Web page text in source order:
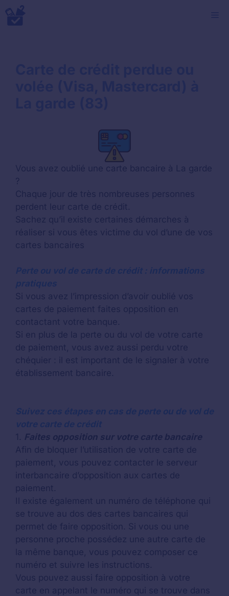
Aller
au
Vous avez oublié une carte bancaire à La garde
?
Chaque jour de très nombreuses personnes
perdent leur carte de crédit.
Sachez qu’il existe certaines démarches à
réaliser si vous êtes victime du vol d’une de vos
cartes bancaires
Perte ou vol de carte de crédit : informations
pratiques
Si vous avez l’impression d’avoir oublié vos
cartes de paiement faites opposition en
contactant votre banque.
Si en plus de la perte ou du vol de votre carte
de paiement, vous avez aussi perdu votre
chéquier : il est important de le signaler à votre
établissement bancaire.
Suivez ces étapes en cas de perte ou de vol de
votre carte de crédit
1. Faites opposition sur votre carte bancaire
Afin de bloquer l’utilisation de votre carte de
paiement, vous pouvez contacter le serveur
interbancaire d’opposition aux cartes de
paiement.
Il existe également un numéro de téléphone qui
se trouve au dos des cartes bancaires qui
permet de faire opposition. Si vous ou une
personne proche possédez une autre carte de
la même banque, vous pouvez composer ce
numéro et suivre les instructions.
Vous pouvez aussi faire opposition à votre
carte en appelant le numéro qui se trouve dans